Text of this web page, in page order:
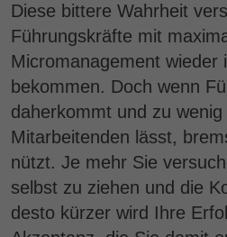
Diese bittere Wahrheit
Führungskräfte mit
Micromanagement wieder
bekommen. Doch wenn
daherkommt und zu
Mitarbeitenden lässt,
nützt. Je mehr Sie
selbst zu ziehen und die
desto kürzer wird Ihre